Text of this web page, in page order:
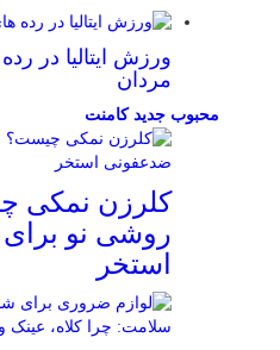
ورزش ایتالیا در
مردان
محبوبجدیدکامنت
کلرزن نمکی
روشی نو
استخر